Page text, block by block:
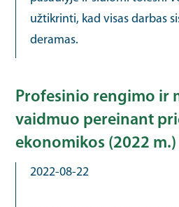
užtikrinti, kad visas darbas
deramas.
Profesinio rengimo ir
vaidmuo pereinant
ekonomikos (2022 m.)
2022-08-22